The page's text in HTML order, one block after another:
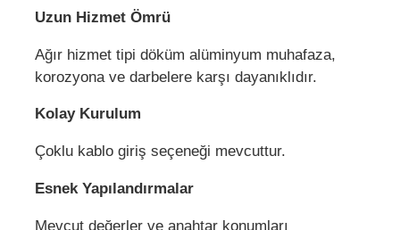
Uzun Hizmet Ömrü
Ağır hizmet tipi döküm alüminyum muhafaza,
korozyona ve darbelere karşı dayanıklıdır.
Kolay Kurulum
Çoklu kablo giriş seçeneği mevcuttur.
Esnek Yapılandırmalar
Mevcut değerler ve anahtar konumları